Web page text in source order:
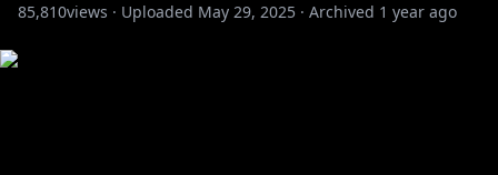
85,810views · Uploaded May 29, 2025 · Archived 1 year ago